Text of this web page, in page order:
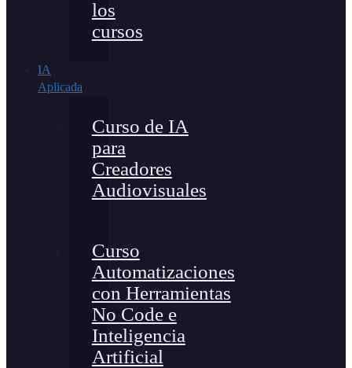
los
cursos
IA
Aplicada
Curso de IA
para
Creadores
Audiovisuales
Curso
Automatizaciones
con Herramientas
No Code e
Inteligencia
Artificial